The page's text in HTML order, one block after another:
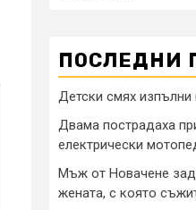
ПОСЛЕДНИ
Детски смях
Двама пострадаха
електрически
Мъж от Новачене
жената, с която